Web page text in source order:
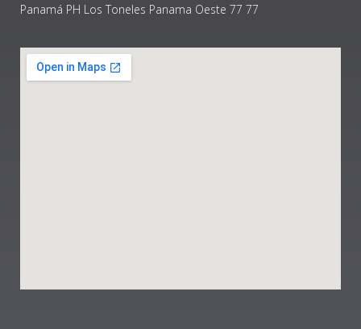
Panamá PH Los Toneles Panama Oeste 77 77